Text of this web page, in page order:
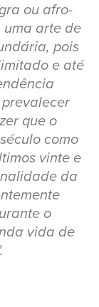
ou afro-
uma arte de
pois
e até
que o
como
vinte e
da
o
vida de